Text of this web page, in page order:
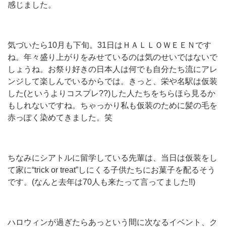
感じました。
気づいたら10月も下旬。31日はＨＡＬＬＯＷＥＥＮです
ね。年々盛り上がりをみせているのは気のせいではないで
しょうね。お祭り好きの日本人は何でも自分たち流にアレ
ンジして楽しんでいるからでは。きっと、栄や名駅は仮装
した(というよりコスプレ??)した人たちをちらほら見るか
もしれないですね。ちゃっかり私も仮装のために髪の毛を
赤っぽく染めてきました。笑
ちなみにシアトルに留学している先輩は、当日は仮装をし
て家に“trick or treat”しにくる子供たちにお菓子を配るそう
です。(なんと去年は70人も来たって言ってました!!)
ハロウィンが過ぎたらあっという間に次なるイベント、ク